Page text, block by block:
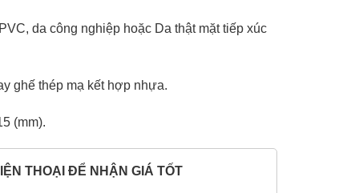
da công nghiệp hoặc Da thật mặt tiếp xúc
ghế thép mạ kết hợp nhựa.
(mm).
THOẠI ĐỂ NHẬN GIÁ TỐT